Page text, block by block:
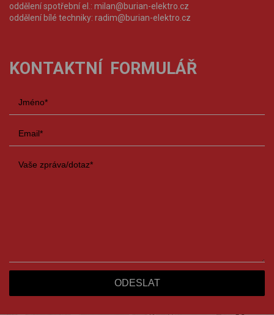
oddělení spotřební el.: milan@burian-elektro.cz
oddělení bílé techniky: radim@burian-elektro.cz
KONTAKTNÍ FORMULÁŘ